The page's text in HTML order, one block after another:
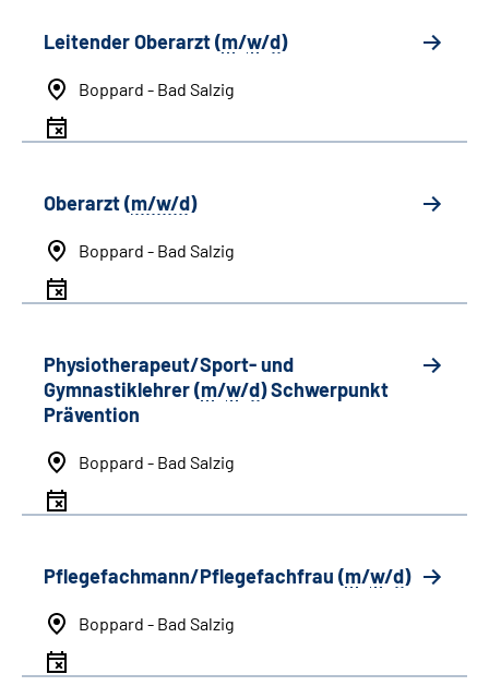
Leitender Oberarzt (m/w/d)
Boppard - Bad Salzig
Oberarzt (m/w/d)
Boppard - Bad Salzig
Physiotherapeut/Sport- und
Gymnastiklehrer (m/w/d) Schwerpunkt
Prävention
Boppard - Bad Salzig
Pflegefachmann/Pflegefachfrau (m/w/d)
Boppard - Bad Salzig